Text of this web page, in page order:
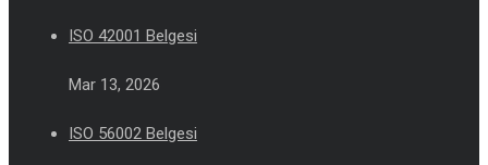
ISO 42001 Belgesi
Mar 13, 2026
ISO 56002 Belgesi